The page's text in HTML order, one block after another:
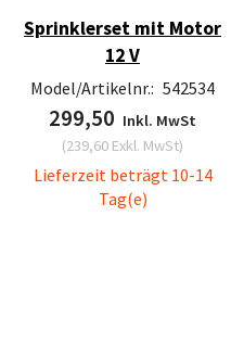
Sprinklerset mit Motor
12 V
Model/Artikelnr.: 542534
299,50 Inkl. MwSt
(239,60 Exkl. MwSt)
Lieferzeit beträgt 10-14
Tag(e)